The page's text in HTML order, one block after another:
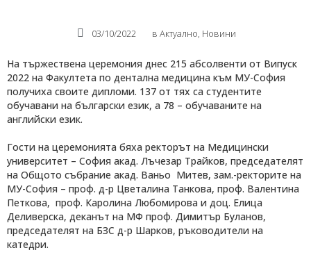
03/10/2022 в Актуално, Новини
На тържествена церемония днес 215 абсолвенти от Випуск
2022 на Факултета по дентална медицина към МУ-София
получиха своите дипломи. 137 от тях са студентите
обучавани на български език, а 78 – обучаваните на
английски език.
Гости на церемонията бяха ректорът на Медицински
университет – София акад. Лъчезар Трайков, председателят
на Общото събрание акад. Ваньо Митев, зам.-ректорите на
МУ-София – проф. д-р Цветалина Танкова, проф. Валентина
Петкова, проф. Каролина Любомирова и доц. Елица
Деливерска, деканът на МФ проф. Димитър Буланов,
председателят на БЗС д-р Шарков, ръководители на
катедри.